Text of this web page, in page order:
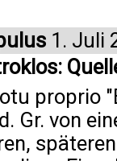
1. Juli
proprio
Gr. von